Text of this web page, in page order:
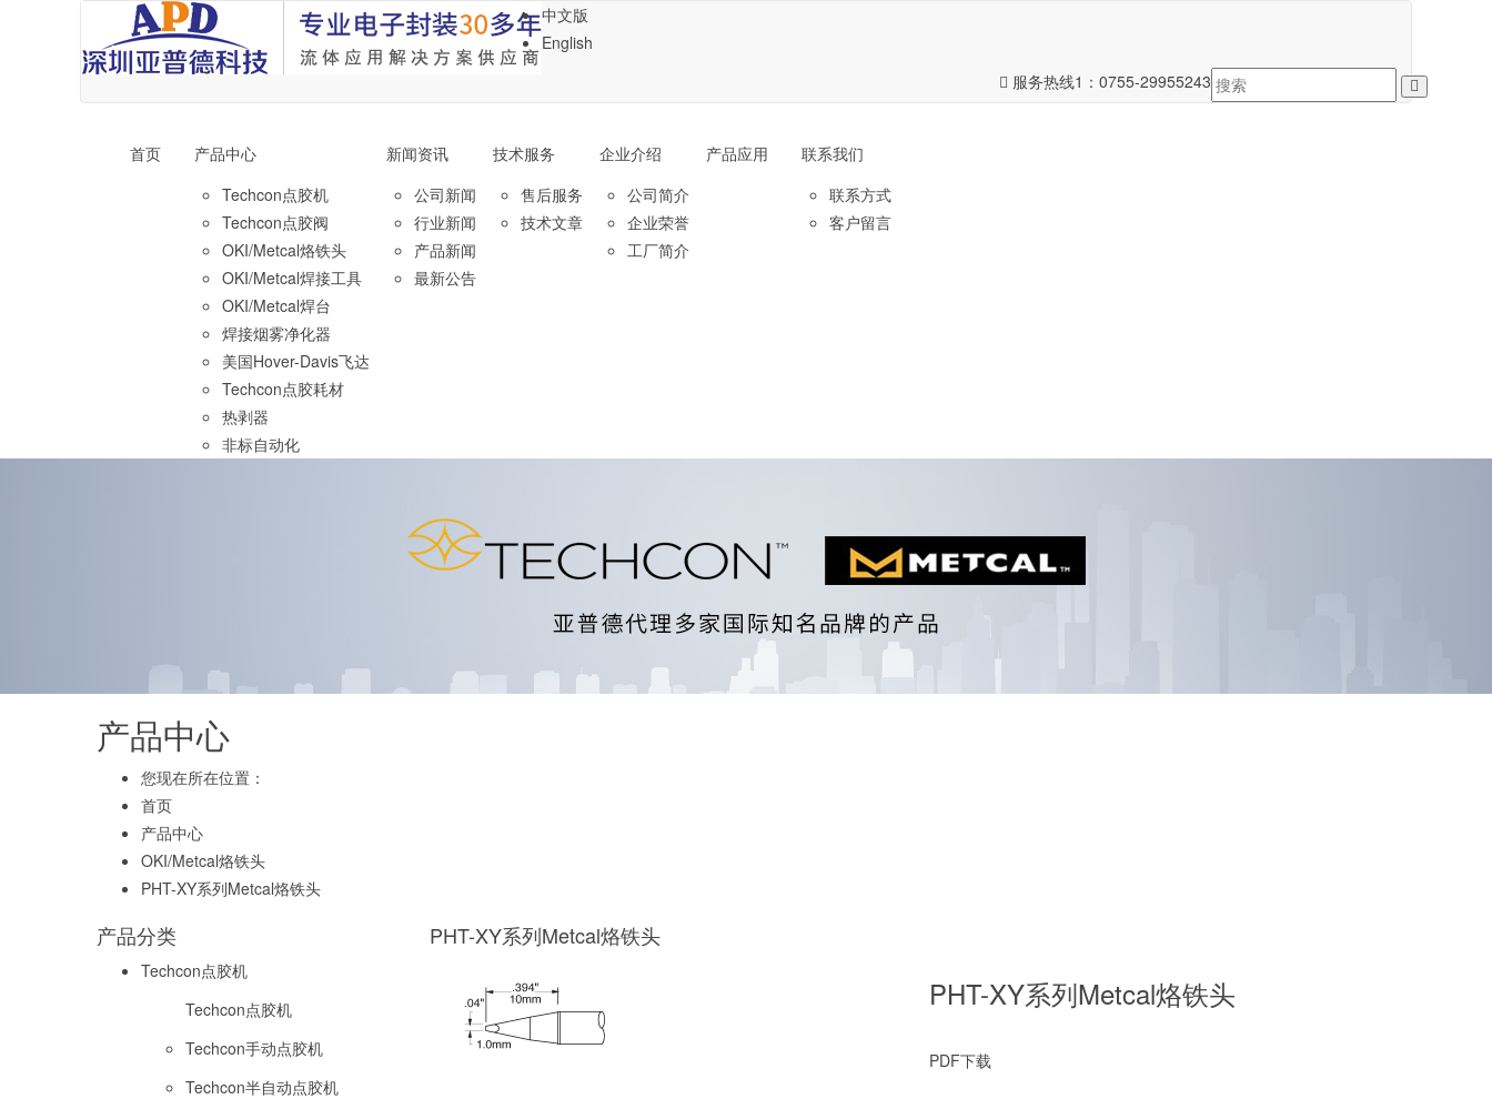
中文版
English
服务热线1： 0755-29955243
首页
产品中心
Techcon点胶机
Techcon点胶阀
OKI/Metcal烙铁头
OKI/Metcal焊接工具
OKI/Metcal焊台
焊接烟雾净化器
美国Hover-Davis飞达
Techcon点胶耗材
热剥器
非标自动化
新闻资讯
公司新闻
行业新闻
产品新闻
最新公告
技术服务
售后服务
技术文章
企业介绍
公司简介
企业荣誉
工厂简介
产品应用
联系我们
联系方式
客户留言
产品中心
您现在所在位置：
首页
产品中心
OKI/Metcal烙铁头
PHT-XY系列Metcal烙铁头
产品分类
Techcon点胶机
Techcon点胶机
Techcon手动点胶机
Techcon半自动点胶机
PHT-XY系列Metcal烙铁头
PHT-XY系列Metcal烙铁头
PDF下载